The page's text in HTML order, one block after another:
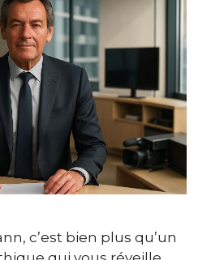
c’est bien plus qu’un